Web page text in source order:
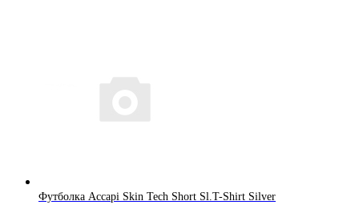
Футболка Accapi Skin Tech Short Sl.T-Shirt Silver